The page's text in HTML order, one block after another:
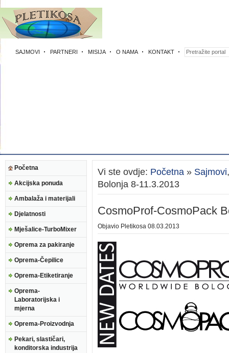
SAJMOVI PARTNERI MISIJA O NAMA KONTAKT
Početna
Akcijska ponuda
Ambalaža i materijali
Djelatnosti
Mješalice-TurboMixer
Oprema za pakiranje
Oprema-Čepilice
Oprema-Etiketiranje
Oprema-
Laboratorijska i
mjerna
Oprema-Proizvodnja
Pekari, slastičari,
konditorska industrija
Vi ste ovdje: Početna » Sajmovi
Bolonja 8-11.3.2013
CosmoProf-CosmoPack
Objavio Pletikosa 08.03.2013